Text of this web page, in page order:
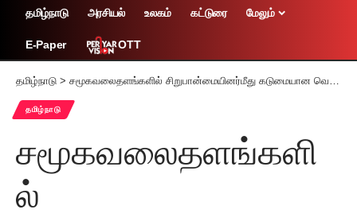
தமிழ்நாடு அரசியல் உலகம் கட்டுரை மேலும்
E-Paper OTT
தமிழ்நாடு > சமூகவலைதளங்களில் சிறுபான்மையினர்மீது கடுமையான வெறுப்புப் பரப்புரை செய்தவர் சென்னை உயர்நீதிமன்ற நீதிபதியாக நியமனமா? தலைவர்கள், உயர்நீதிமன்ற வழக்குரைஞர்கள் எதிர்ப்பு
தமிழ்நாடு
சமூகவலைதளங்களி
ல்